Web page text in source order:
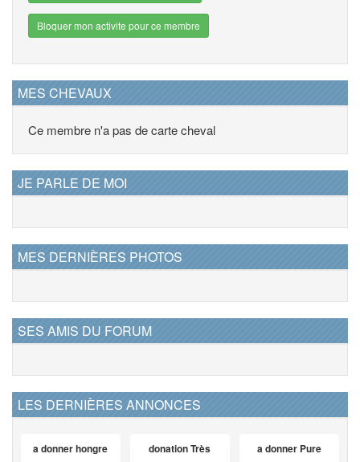
Bloquer mon activite pour ce membre
MES CHEVAUX
Ce membre n'a pas de carte cheval
JE PARLE DE MOI
MES DERNIÈRES PHOTOS
SES AMIS DU FORUM
LES DERNIÈRES ANNONCES
a donner hongre donation Très a donner Pure